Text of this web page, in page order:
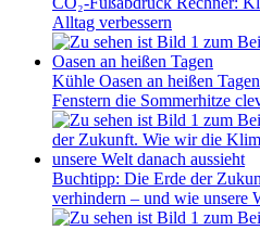
Alltag verbessern
Kühle Oasen an heißen
Fenstern die Sommerhitze
Buchtipp: Die Erde der
verhindern – und wie unsere